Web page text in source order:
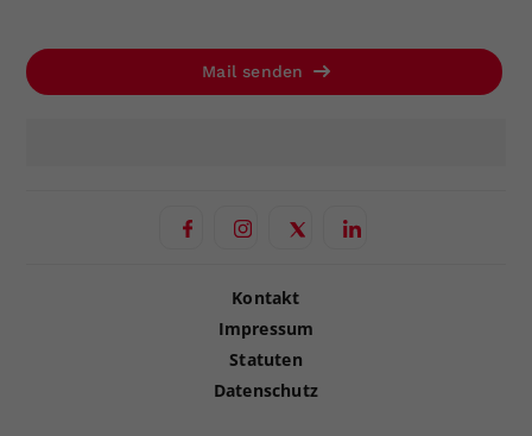
Mail senden
Kontakt
Impressum
Statuten
Datenschutz